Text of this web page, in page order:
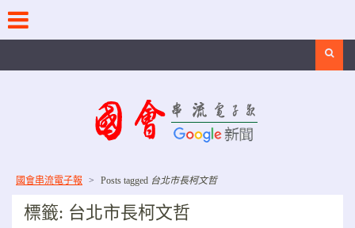
content
國會串流電子報 > Posts tagged 台北市長柯文哲
標籤: 台北市長柯文哲